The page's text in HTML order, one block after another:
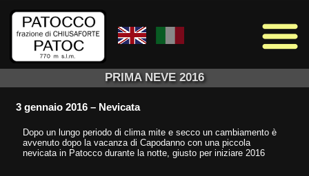
PRIMA NEVE 2016
3 gennaio 2016 – Nevicata
Dopo un lungo periodo di clima mite e secco un cambiamento è
avvenuto dopo la vacanza di Capodanno con una piccola
nevicata in Patocco durante la notte, giusto per iniziare 2016